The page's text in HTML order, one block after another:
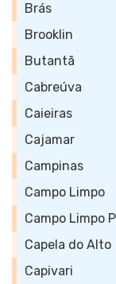
Brás
Brooklin
Butantã
Cabreúva
Caieiras
Cajamar
Campinas
Campo Limpo
Campo Limpo
Capela do Alto
Capivari